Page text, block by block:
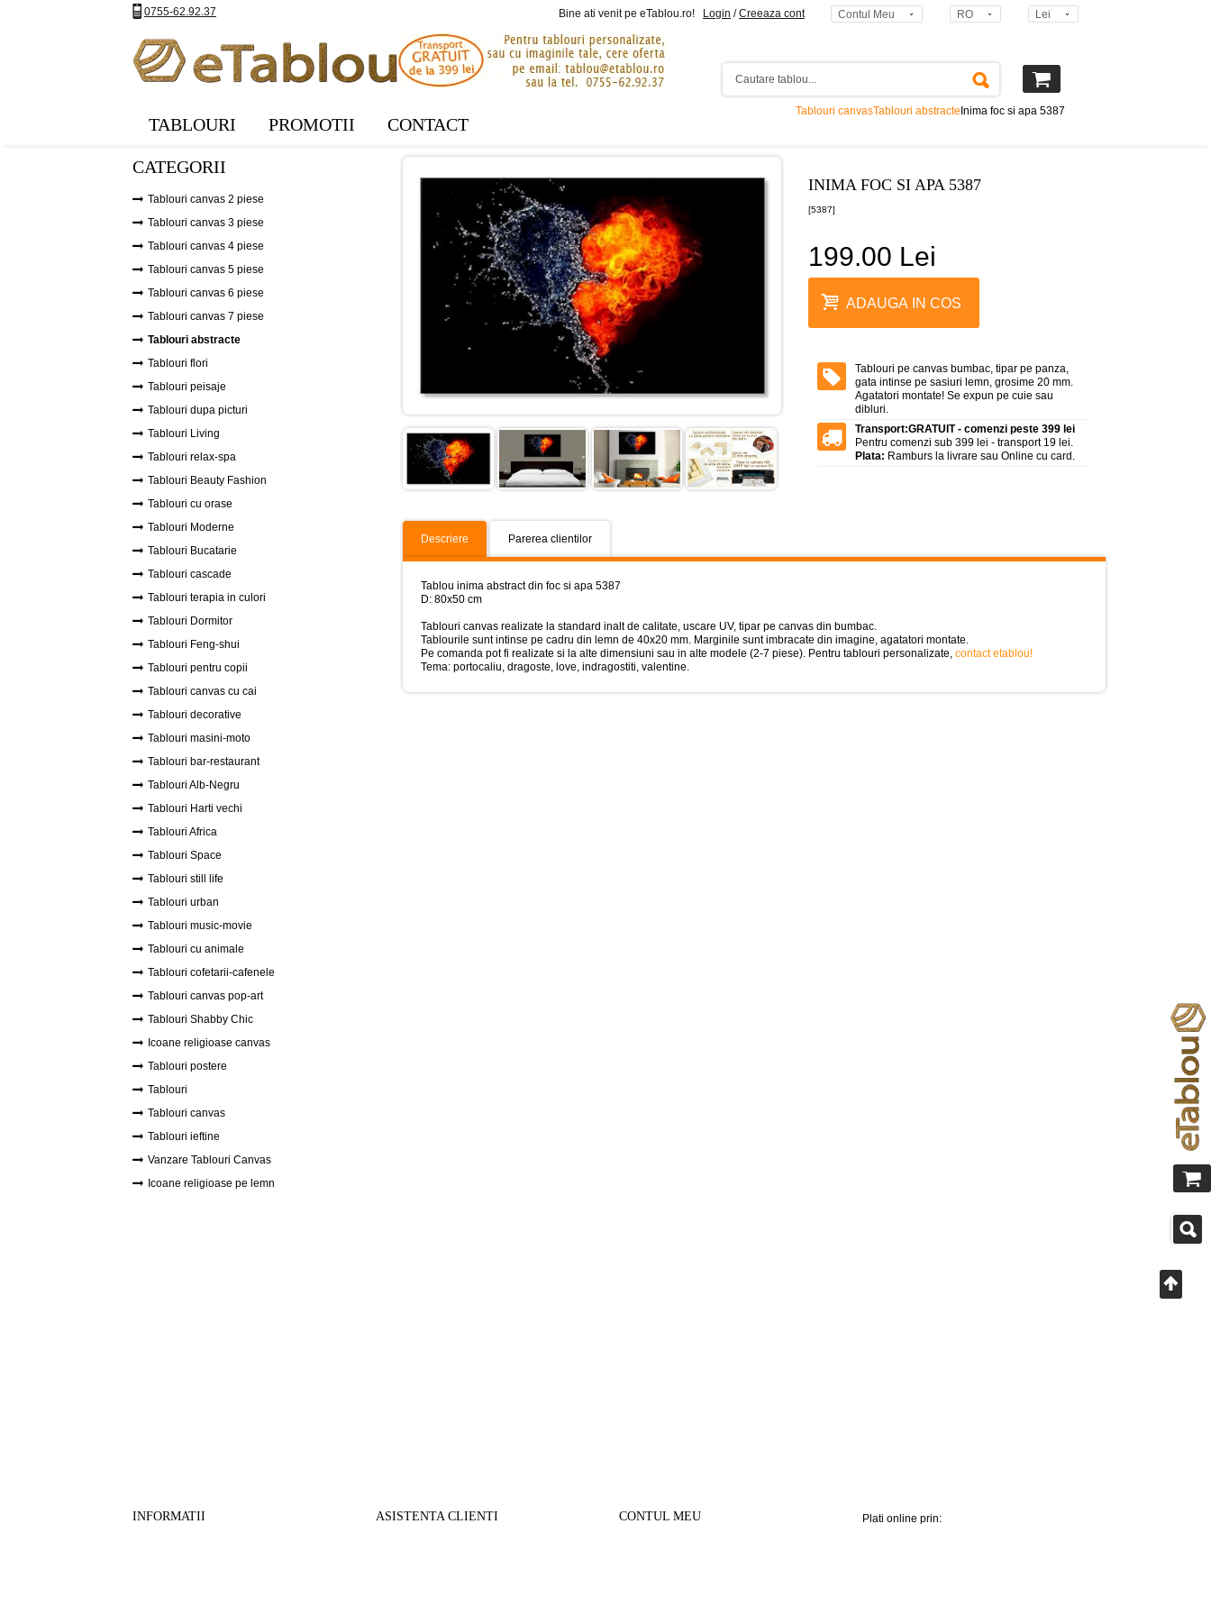
0755-62.92.37 Bine ati venit pe eTablou.ro! Login /Creeaza cont Contul Meu RO Lei
TABLOURI PROMOTII CONTACT
Tablouri canvasTablouri abstracte Inima foc si apa 5387
INIMA FOC SI APA 5387
[5387]
199.00 Lei
ADAUGA IN COS
Tablouri pe canvas bumbac, tipar pe panza,
gata intinse pe sasiuri lemn, grosime 20 mm.
Agatatori montate! Se expun pe cuie sau
dibluri.
Transport:GRATUIT - comenzi peste 399 lei
Pentru comenzi sub 399 lei - transport 19 lei.
Plata: Ramburs la livrare sau Online cu card.
Descriere Parerea clientilor
Tablou inima abstract din foc si apa 5387
D: 80x50 cm
Tablouri canvas realizate la standard inalt de calitate, uscare UV, tipar pe canvas din bumbac.
Tablourile sunt intinse pe cadru din lemn de 40x20 mm. Marginile sunt imbracate din imagine, agatatori montate.
Pe comanda pot fi realizate si la alte dimensiuni sau in alte modele (2-7 piese). Pentru tablouri personalizate, contact etablou!
Tema: portocaliu, dragoste, love, indragostiti, valentine.
CATEGORII
Tablouri canvas 2 piese
Tablouri canvas 3 piese
Tablouri canvas 4 piese
Tablouri canvas 5 piese
Tablouri canvas 6 piese
Tablouri canvas 7 piese
Tablouri abstracte
Tablouri flori
Tablouri peisaje
Tablouri dupa picturi
Tablouri Living
Tablouri relax-spa
Tablouri Beauty Fashion
Tablouri cu orase
Tablouri Moderne
Tablouri Bucatarie
Tablouri cascade
Tablouri terapia in culori
Tablouri Dormitor
Tablouri Feng-shui
Tablouri pentru copii
Tablouri canvas cu cai
Tablouri decorative
Tablouri masini-moto
Tablouri bar-restaurant
Tablouri Alb-Negru
Tablouri Harti vechi
Tablouri Africa
Tablouri Space
Tablouri still life
Tablouri urban
Tablouri music-movie
Tablouri cu animale
Tablouri cofetarii-cafenele
Tablouri canvas pop-art
Tablouri Shabby Chic
Icoane religioase canvas
Tablouri postere
Tablouri
Tablouri canvas
Tablouri ieftine
Vanzare Tablouri Canvas
Icoane religioase pe lemn
INFORMATII ASISTENTA CLIENTI CONTUL MEU Plati online prin: